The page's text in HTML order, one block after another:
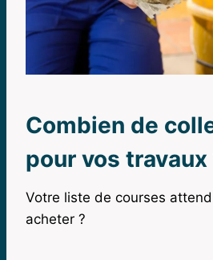
Combien de
pour vos travaux
Votre liste de courses
acheter ?